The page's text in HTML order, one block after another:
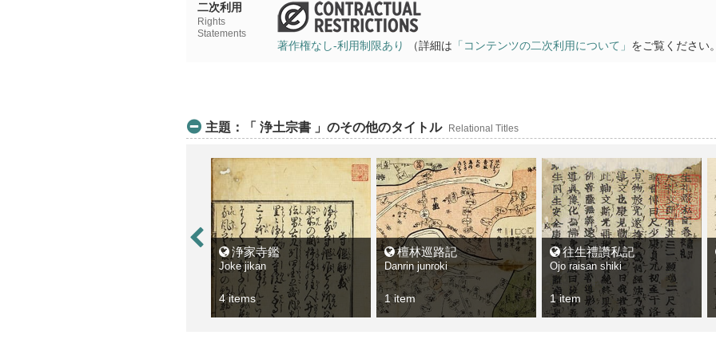
二次利用
Rights
Statements
著作権なし-利用制限あり （詳細は 「コンテンツの二次利用について」 をご覧ください
主題：「 浄土宗書 」のその他のタイトル Relational Titles
浄家寺鑑
Joke jikan
4 items
檀林巡路記
Danrin junroki
1 item
往生禮讚私記
Ojo raisan shiki
1 item